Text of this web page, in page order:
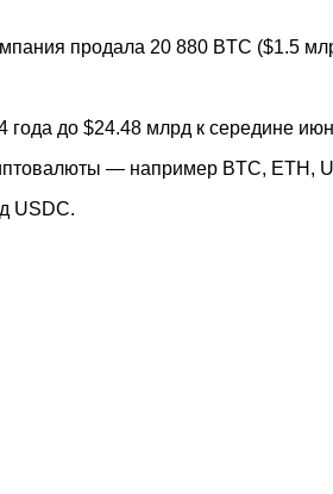
продала 20 880 BTC ($1.5
до $24.48 млрд к середине
— например BTC, ETH,
USDC.